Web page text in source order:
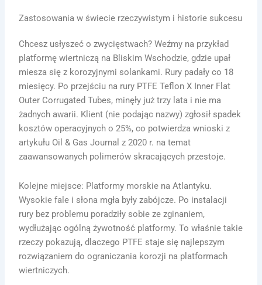
Zastosowania w świecie rzeczywistym i historie sukcesu
Chcesz usłyszeć o zwycięstwach? Weźmy na przykład
platformę wiertniczą na Bliskim Wschodzie, gdzie upał
miesza się z korozyjnymi solankami. Rury padały co 18
miesięcy. Po przejściu na rury PTFE Teflon X Inner Flat
Outer Corrugated Tubes, minęły już trzy lata i nie ma
żadnych awarii. Klient (nie podając nazwy) zgłosił spadek
kosztów operacyjnych o 25%, co potwierdza wnioski z
artykułu Oil & Gas Journal z 2020 r. na temat
zaawansowanych polimerów skracających przestoje.
Kolejne miejsce: Platformy morskie na Atlantyku.
Wysokie fale i słona mgła były zabójcze. Po instalacji
rury bez problemu poradziły sobie ze zginaniem,
wydłużając ogólną żywotność platformy. To właśnie takie
rzeczy pokazują, dlaczego PTFE staje się najlepszym
rozwiązaniem do ograniczania korozji na platformach
wiertniczych.